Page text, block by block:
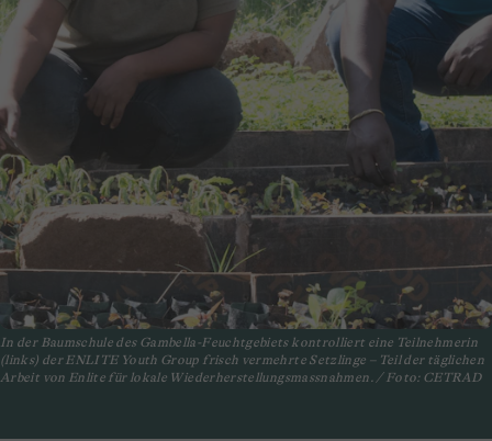
In der Baumschule des Gambella-Feuchtgebiets kontrolliert eine Teilnehmerin
(links) der ENLITE Youth Group frisch vermehrte Setzlinge – Teil der täglichen
Arbeit von Enlite für lokale Wiederherstellungsmassnahmen. / Foto: CETRAD